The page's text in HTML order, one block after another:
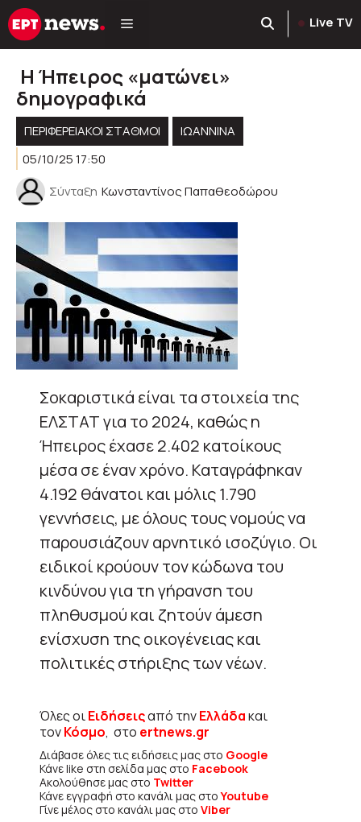
Μετάβαση
σε
Live TV
Η Ήπειρος «ματώνει»
δημογραφικά
ΠΕΡΙΦΕΡΕΙΑΚΟΊ ΣΤΑΘΜΟΊ
ΙΩΑΝΝΙΝΑ
05/10/25 17:50
Σύνταξη Κωνσταντίνος Παπαθεοδώρου
Σοκαριστικά είναι τα στοιχεία της
ΕΛΣΤΑΤ για το 2024, καθώς η
Ήπειρος έχασε 2.402 κατοίκους
μέσα σε έναν χρόνο. Καταγράφηκαν
4.192 θάνατοι και μόλις 1.790
γεννήσεις, με όλους τους νομούς να
παρουσιάζουν αρνητικό ισοζύγιο. Οι
ειδικοί κρούουν τον κώδωνα του
κινδύνου για τη γήρανση του
πληθυσμού και ζητούν άμεση
ενίσχυση της οικογένειας και
πολιτικές στήριξης των νέων.
Όλες οιΕιδήσειςαπό τηνΕλλάδακαι
τονΚόσμο, στο ertnews.gr
Διάβασε όλες τις ειδήσεις μας στο Google
Κάνε like στη σελίδα μας στο Facebook
Ακολούθησε μας στο Twitter
Κάνε εγγραφή στο κανάλι μας στοYoutube
Γίνε μέλος στο κανάλι μας στο Viber